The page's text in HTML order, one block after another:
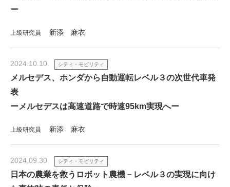
ー
上級研究員 新添 麻衣
2024.10.10 シティ・モビリティ
メルセデス、ホンダから自動運転レベル３の次世代車発
表
ーメルセデスは高速道路で時速95km実現へー
上級研究員 新添 麻衣
2024.09.30 シティ・モビリティ
日本の農業を救うロボット農機－レベル３の実現に向け